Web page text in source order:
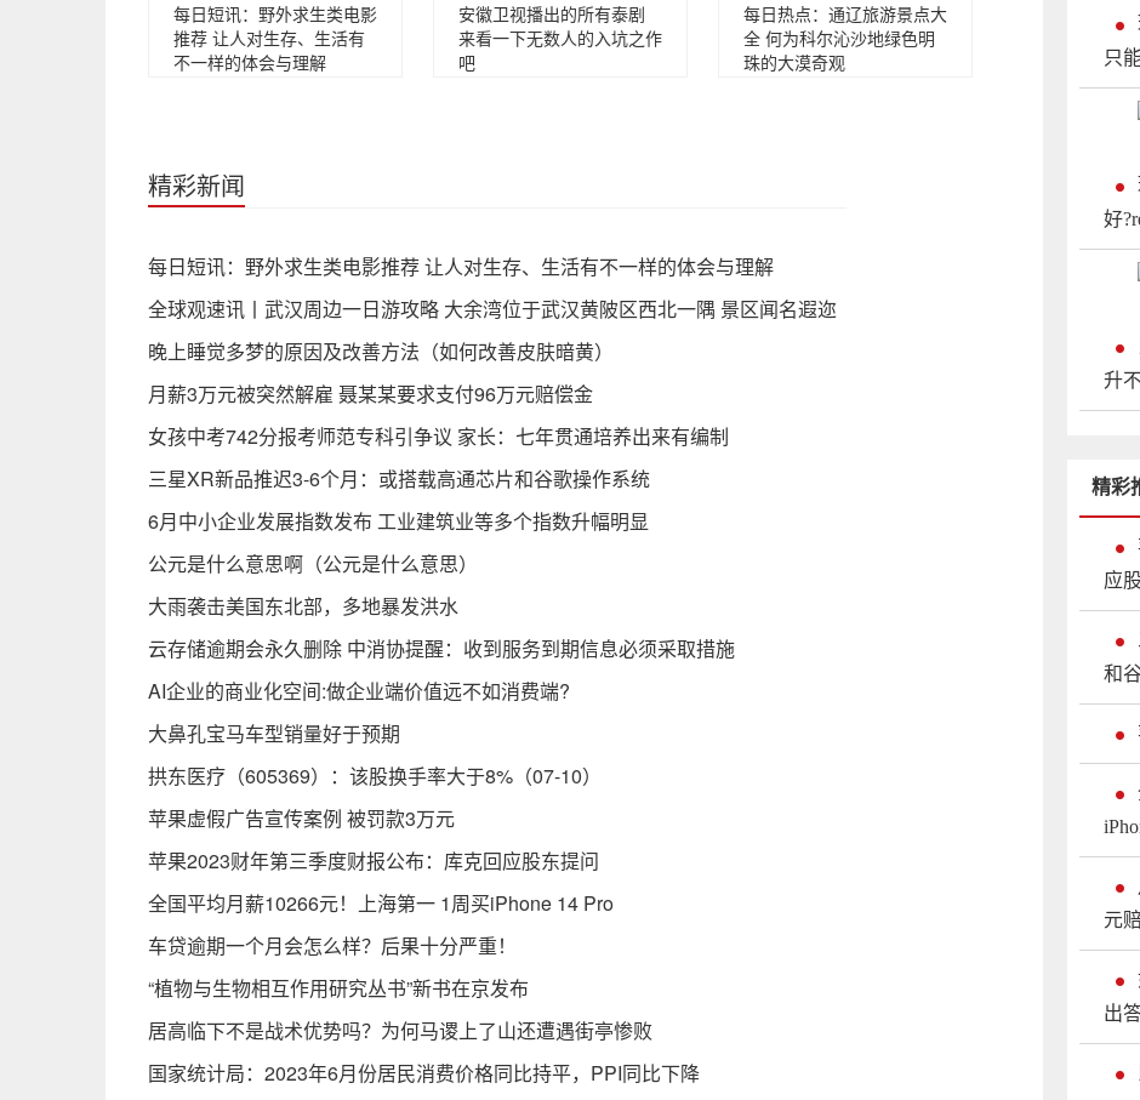
每日短讯：野外求生类电影
推荐 让人对生存、生活有
不一样的体会与理解
安徽卫视播出的所有泰剧
来看一下无数人的入坑之作
吧
每日热点：通辽旅游景点大
全 何为科尔沁沙地绿色明
珠的大漠奇观
精彩新闻
每日短讯：野外求生类电影推荐 让人对生存、生活有不一样的体会与理解
全球观速讯丨武汉周边一日游攻略 大余湾位于武汉黄陂区西北一隅 景区闻名遐迩
晚上睡觉多梦的原因及改善方法（如何改善皮肤暗黄）
月薪3万元被突然解雇 聂某某要求支付96万元赔偿金
女孩中考742分报考师范专科引争议 家长：七年贯通培养出来有编制
三星XR新品推迟3-6个月：或搭载高通芯片和谷歌操作系统
6月中小企业发展指数发布 工业建筑业等多个指数升幅明显
公元是什么意思啊（公元是什么意思）
大雨袭击美国东北部，多地暴发洪水
云存储逾期会永久删除 中消协提醒：收到服务到期信息必须采取措施
AI企业的商业化空间:做企业端价值远不如消费端?
大鼻孔宝马车型销量好于预期
拱东医疗（605369）：该股换手率大于8%（07-10）
苹果虚假广告宣传案例 被罚款3万元
苹果2023财年第三季度财报公布：库克回应股东提问
全国平均月薪10266元！上海第一 1周买iPhone 14 Pro
车贷逾期一个月会怎么样？后果十分严重！
“植物与生物相互作用研究丛书”新书在京发布
居高临下不是战术优势吗？为何马谡上了山还遭遇街亭惨败
国家统计局：2023年6月份居民消费价格同比持平，PPI同比下降
只
好
升
精彩
应
和
元
出